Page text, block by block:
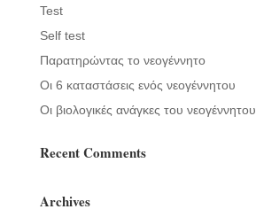
Test
Self test
Παρατηρώντας το νεογέννητο
Οι 6 καταστάσεις ενός νεογέννητου
Οι βιολογικές ανάγκες του νεογέννητου
Recent Comments
Archives